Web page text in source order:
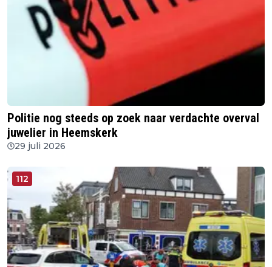
Politie nog steeds op zoek naar verdachte overval
juwelier in Heemskerk
29 juli 2026
112